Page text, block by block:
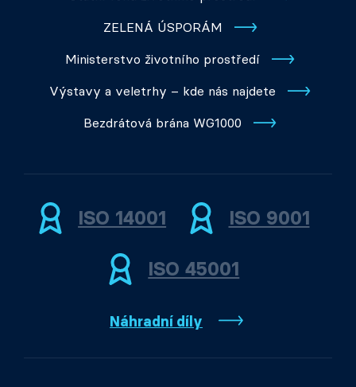
ZELENÁ ÚSPORÁM
Ministerstvo životního prostředí
Výstavy a veletrhy – kde nás najdete
Bezdrátová brána WG1000
ISO 14001 ISO 9001
ISO 45001
Náhradní díly